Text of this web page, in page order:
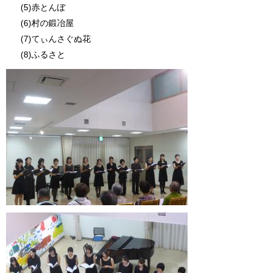
(5)赤とんぼ
(6)村の鍛冶屋
(7)てぃんさぐぬ花
(8)ふるさと